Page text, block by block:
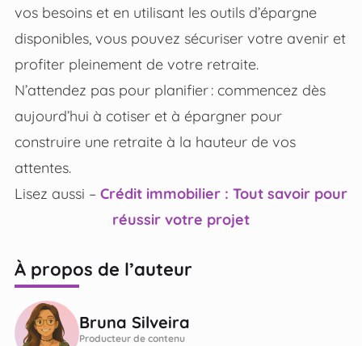
vos besoins et en utilisant les outils d’épargne
disponibles, vous pouvez sécuriser votre avenir et
profiter pleinement de votre retraite.
N’attendez pas pour planifier : commencez dès
aujourd’hui à cotiser et à épargner pour
construire une retraite à la hauteur de vos
attentes.
Lisez aussi – Crédit immobilier : Tout savoir pour
réussir votre projet
À propos de l’auteur
Bruna Silveira
Producteur de contenu